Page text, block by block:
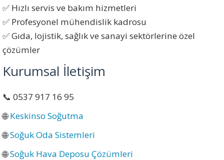
✅ Hızlı servis ve bakım hizmetleri
✅ Profesyonel mühendislik kadrosu
✅ Gıda, lojistik, sağlık ve sanayi sektörlerine özel
çözümler
Kurumsal İletişim
📞 0537 917 16 95
🌐Keskinso Soğutma
🌐Soğuk Oda Sistemleri
🌐Soğuk Hava Deposu Çözümleri